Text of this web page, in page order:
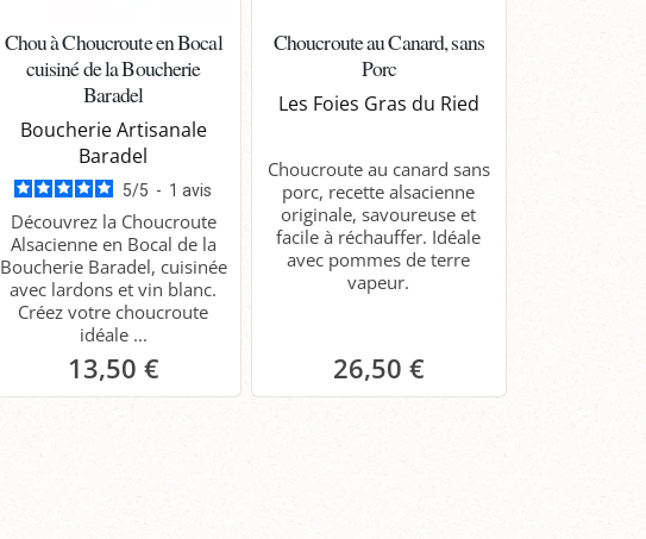
Chou à Choucroute en Bocal
cuisiné de la Boucherie
Baradel
Boucherie Artisanale
Baradel
5/5 - 1avis
Découvrez la Choucroute
Alsacienne en Bocal de la
Boucherie Baradel, cuisinée
avec lardons et vin blanc.
Créez votre choucroute
idéale ...
13,50 €
Choucroute au Canard, sans
Porc
Les Foies Gras du Ried
Choucroute au canard sans
porc, recette alsacienne
originale, savoureuse et
facile à réchauffer. Idéale
avec pommes de terre
vapeur.
26,50 €